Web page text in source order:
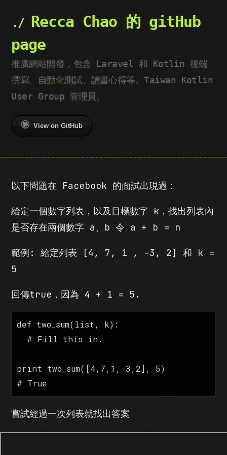
Recca Chao 的 gitHub
page
推廣網站開發，包含 Laravel 和 Kotlin 後端
撰寫、自動化測試、讀書心得等。Taiwan Kotlin
User Group 管理員。
View on GitHub
以下問題在 Facebook 的面試出現過：
給定一個數字列表，以及目標數字 k，找出列表內
是否存在兩個數字 a、b 令 a + b = n
範例: 給定列表 [4, 7, 1 , -3, 2] 和 k =
5
回傳true，因為 4 + 1 = 5.
def two_sum(list, k):
  # Fill this in.
print two_sum([4,7,1,-3,2], 5)
嘗試經過一次列表就找出答案